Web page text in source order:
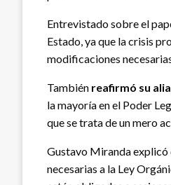
Entrevistado sobre el
Estado, ya que la crisis
modificaciones
También reafirmó su
la mayoría en el Poder
que se trata de un mero
Gustavo Miranda explicó
necesarias a la Ley